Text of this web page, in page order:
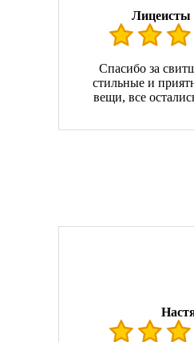
Спасибо за
стильные и
вещи, все